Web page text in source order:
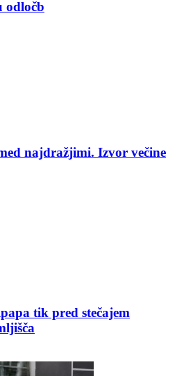
odločb
najdražjimi. Izvor večine
tik pred stečajem